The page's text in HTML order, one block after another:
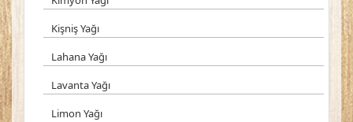
Kişniş Yağı
Lahana Yağı
Lavanta Yağı
Limon Yağı